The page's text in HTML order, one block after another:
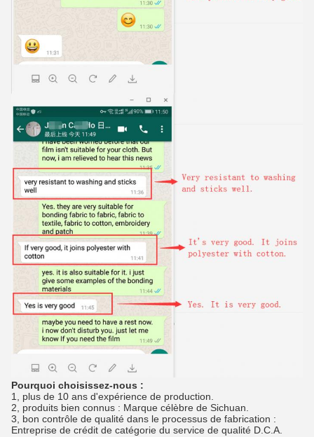
Pourquoi choisissez-nous :
1, plus de 10 ans d'expérience de production.
2, produits bien connus : Marque célèbre de Sichuan.
3, bon contrôle de qualité dans le processus de fabrication :
Entreprise de crédit de catégorie du service de qualité D.C.A.